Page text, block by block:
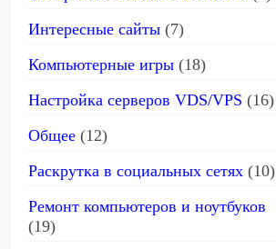
Интересные сайты(7)
Компьютерные игры(18)
Настройка серверов VDS/VPS (16)
Общее(12)
Раскрутка в социальных сетях(10)
Ремонт компьютеров и ноутбуков
(19)